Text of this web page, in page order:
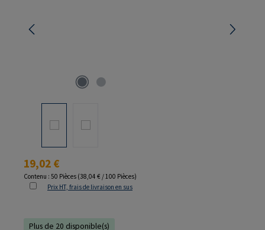
Prix régulier :
19,02 €
Contenu : 50 Pièces (38,04 € / 100 Pièces)
Prix HT, frais de livraison en sus
Plus de 20 disponible(s)